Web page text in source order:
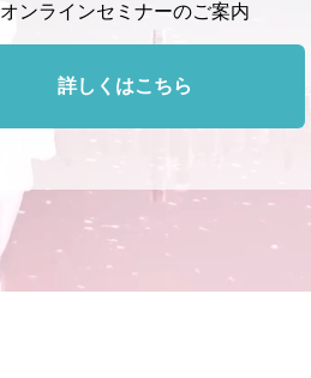
オンラインセミナーのご案内
詳しくはこちら